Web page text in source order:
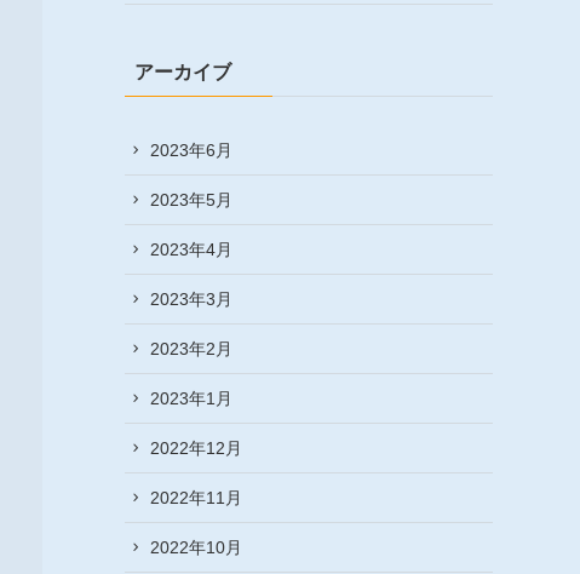
アーカイブ
2023年6月
2023年5月
2023年4月
2023年3月
2023年2月
2023年1月
2022年12月
2022年11月
2022年10月